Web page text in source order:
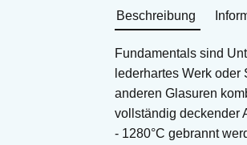
Beschreibung
Fundamentals sind
lederhartes Werk
anderen Glasuren
vollständig deckender
- 1280°C gebrannt